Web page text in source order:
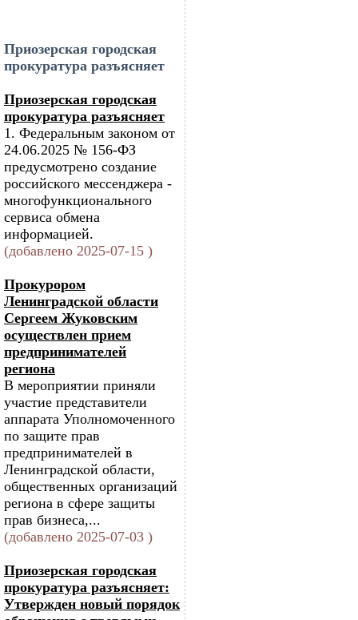
Приозерская городская
прокуратура разъясняет
Приозерская городская
прокуратура разъясняет
1. Федеральным законом от
24.06.2025 № 156-ФЗ
предусмотрено создание
российского мессенджера -
многофункционального
сервиса обмена
информацией.
(добавлено 2025-07-15 )
Прокурором
Ленинградской области
Сергеем Жуковским
осуществлен прием
предпринимателей
региона
В мероприятии приняли
участие представители
аппарата Уполномоченного
по защите прав
предпринимателей в
Ленинградской области,
общественных организаций
региона в сфере защиты
прав бизнеса,...
(добавлено 2025-07-03 )
Приозерская городская
прокуратура разъясняет:
Утвержден новый порядок